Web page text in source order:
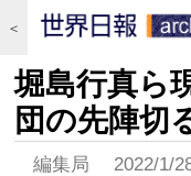
＜
堀島行真ら
団の先陣切
編集局 2022/1/